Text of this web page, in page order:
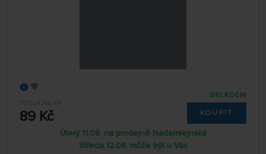
79504746AP
89 Kč
SKLADEM
KOUPIT
Úterý 11.08. na prodejně Nademlejnská
Středa 12.08. může být u Vás